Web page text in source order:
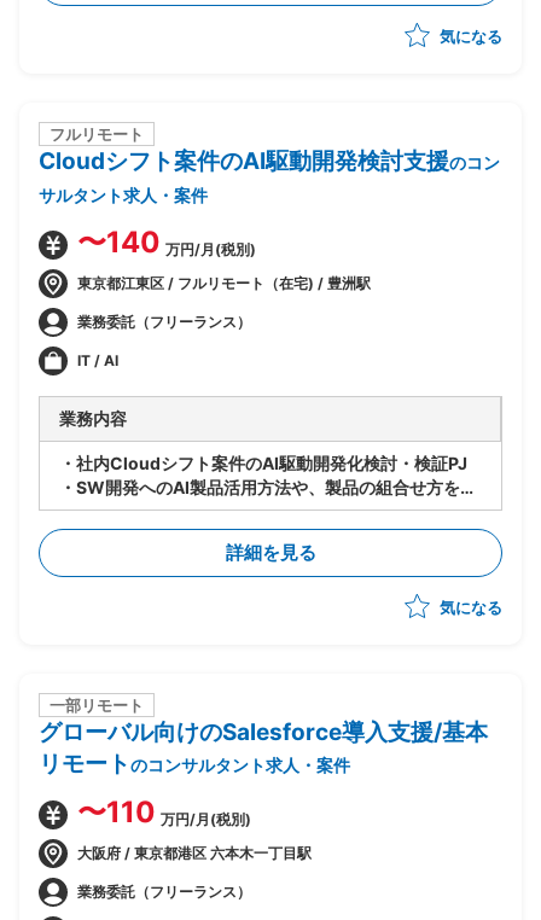
-各種ドキュメントの作成
気になる
フルリモート
Cloudシフト案件のAI駆動開発検討支援のコン
サルタント求人・案件
〜140 万円/月(税別)
東京都江東区 / フルリモート（在宅) / 豊洲駅
業務委託（フリーランス）
IT / AI
業務内容
・社内Cloudシフト案件のAI駆動開発化検討・検証PJ
・SW開発へのAI製品活用方法や、製品の組合せ方を検
討し、PJへのスキルトランスファーを推進
・9〜10月：ASTRAReq×GitLab Duoでの設計手順検
討・作成、概算見積もり根拠数値の収集の実施
・11〜1月：見積もり精度向上のための追加検証を実施
詳細を見る
気になる
一部リモート
グローバル向けのSalesforce導入支援/基本
リモートのコンサルタント求人・案件
〜110 万円/月(税別)
大阪府 / 東京都港区 六本木一丁目駅
業務委託（フリーランス）